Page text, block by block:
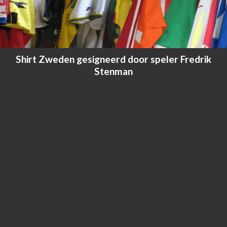
Shirt Zweden gesigneerd door speler Fredrik
Stenman